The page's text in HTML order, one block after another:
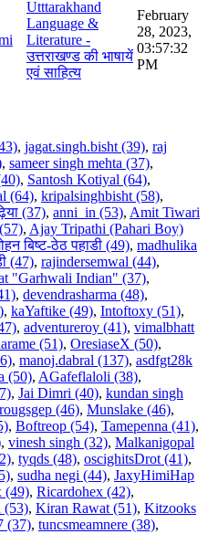
Utttarakhand
Language &
Literature -
उत्तराखण्ड की भाषायें
एवं साहित्य
February
28, 2023,
03:57:32
PM
, jagat.singh.bisht (39), raj
, sameer singh mehta (37),
, Santosh Kotiyal (64),
(64), kripalsinghbisht (58),
(37), anni_in (53), Amit Tiwari
, Ajay Tripathi (Pahari Boy)
बिष्ट-ठेठ पहाडी (49), madhulika
(47), rajindersemwal (44),
"Garhwali Indian" (37),
, devendrasharma (48),
, kaYaftike (49), Intoftoxy (51),
, adventureroy (41), vimalbhatt
(51), OresiaseX (50),
, manoj.dabral (137), asdfgt28k
(50), AGafeflaloli (38),
, Jai Dimri (40), kundan singh
(46), Munslake (46),
, Boftreop (54), Tamepenna (41),
, vinesh singh (32), Malkanigopal
, tyqds (48), oscighitsDrot (41),
, sudha negi (44), JaxyHimiHap
(49), Ricardohex (42),
(53), Kiran Rawat (51), Kitzooks
(37), tuncsmeamnere (38),